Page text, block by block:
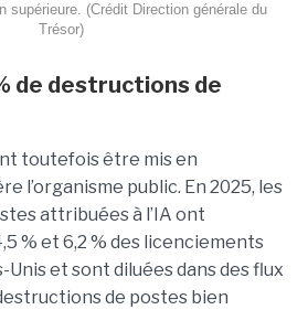
supérieure. (Crédit Direction générale du
Trésor)
de destructions de
toutefois être mis en
l’organisme public. En 2025, les
attribuées à l’IA ont
% et 6,2 % des licenciements
et sont diluées dans des flux
de postes bien